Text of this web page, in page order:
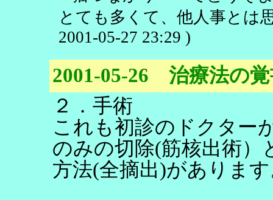
とても多くて、他人事とは
2001-05-27 23:29 )
2001-05-26 治療法の
２．手術
これも初診のドクター
のみの切除(筋核出術）
方法(全摘出)がありま